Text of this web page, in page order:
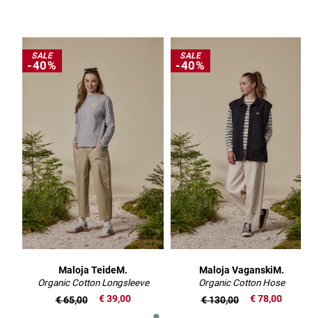
SALE
-40%
Maloja TeideM.
Organic Cotton Longsleeve
€ 39,00
€ 65,00
SALE
-40%
Maloja VaganskiM.
Organic Cotton Hose
€ 78,00
€ 130,00